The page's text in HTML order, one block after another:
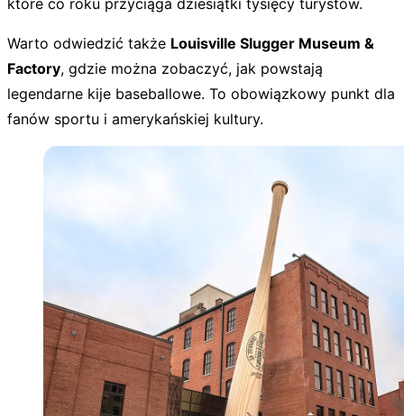
Warto odwiedzić także Louisville Slugger Museum &
Factory, gdzie można zobaczyć, jak powstają
legendarne kije baseballowe. To obowiązkowy punkt dla
fanów sportu i amerykańskiej kultury.